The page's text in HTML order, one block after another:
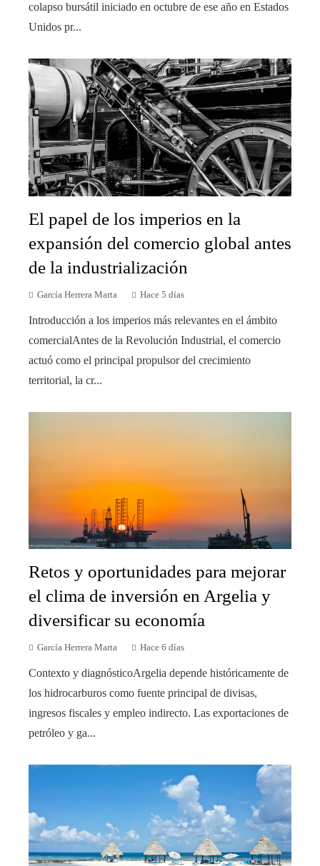
colapso bursátil iniciado en octubre de ese año en Estados
Unidos pr...
El papel de los imperios en la
expansión del comercio global antes
de la industrialización
García Herrera Marta Hace 5 días
Introducción a los imperios más relevantes en el ámbito
comercialAntes de la Revolución Industrial, el comercio
actuó como el principal propulsor del crecimiento
territorial, la cr...
Retos y oportunidades para mejorar
el clima de inversión en Argelia y
diversificar su economía
García Herrera Marta Hace 6 días
Contexto y diagnósticoArgelia depende históricamente de
los hidrocarburos como fuente principal de divisas,
ingresos fiscales y empleo indirecto. Las exportaciones de
petróleo y ga...